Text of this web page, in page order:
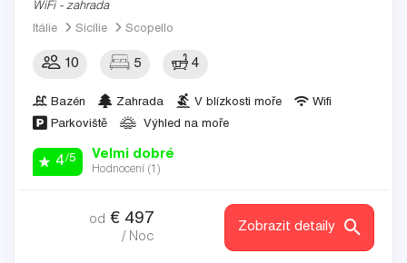
WiFi - zahrada
Itálie
Sicílie Scopello
10 5 4
Bazén Zahrada V blízkosti moře
Wifi
Parkoviště
Výhled na moře
4/5 Velmi dobré
Hodnocení (1 )
od € 497
/ Noc
Zobrazit detaily